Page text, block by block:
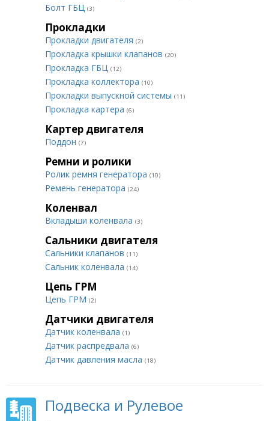
Болт ГБЦ (3)
Прокладки
Прокладки двигателя (2)
Прокладка крышки клапанов (20)
Прокладка ГБЦ (12)
Прокладка коллектора (10)
Прокладки выпускной системы (11)
Прокладка картера (6)
Картер двигателя
Поддон (7)
Ремни и ролики
Ролик ремня генератора (10)
Ремень генератора (24)
Коленвал
Вкладыши коленвала (3)
Сальники двигателя
Сальники клапанов (11)
Сальник коленвала (14)
Цепь ГРМ
Цепь ГРМ (2)
Датчики двигателя
Датчик коленвала (1)
Датчик распредвала (6)
Датчик давления масла (18)
Подвеска и Рулевое